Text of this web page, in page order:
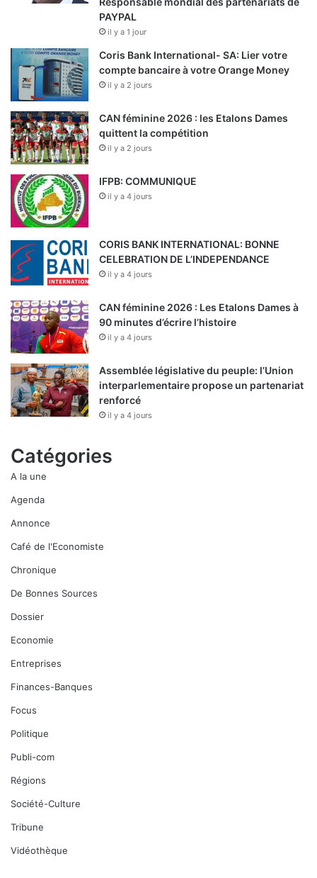
PAYPAL
il y a 1 jour
Coris Bank International- SA: Lier votre
compte bancaire à votre Orange Money
il y a 2 jours
CAN féminine 2026 : les Etalons Dames
quittent la compétition
il y a 2 jours
IFPB: COMMUNIQUE
il y a 4 jours
CORIS BANK INTERNATIONAL: BONNE
CELEBRATION DE L’INDEPENDANCE
il y a 4 jours
CAN féminine 2026 : Les Etalons Dames à
90 minutes d’écrire l’histoire
il y a 4 jours
Assemblée législative du peuple: l’Union
interparlementaire propose un partenariat
renforcé
il y a 4 jours
Catégories
A la une
Agenda
Annonce
Café de l'Economiste
Chronique
De Bonnes Sources
Dossier
Economie
Entreprises
Finances-Banques
Focus
Politique
Publi-com
Régions
Société-Culture
Tribune
Vidéothèque